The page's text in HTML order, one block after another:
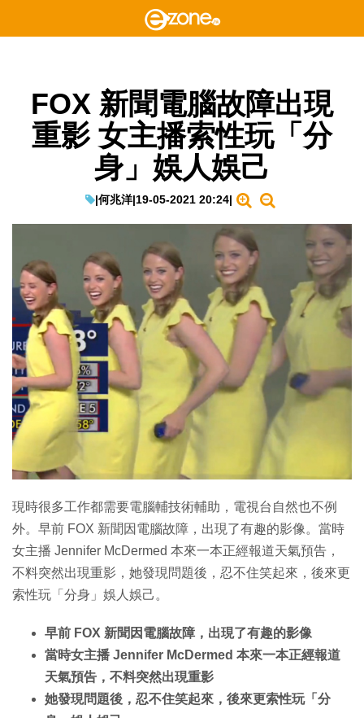
FOX 新聞電腦故障出現
重影 女主播索性玩「分
身」娛人娛己
|何兆洋|19-05-2021 20:24|
現時很多工作都需要電腦輔技術輔助，電視台自然也不例
外。早前 FOX 新聞因電腦故障，出現了有趣的影像。當時
女主播 Jennifer McDermed 本來一本正經報道天氣預告，
不料突然出現重影，她發現問題後，忍不住笑起來，後來更
索性玩「分身」娛人娛己。
早前 FOX 新聞因電腦故障，出現了有趣的影像
當時女主播 Jennifer McDermed 本來一本正經報道
天氣預告，不料突然出現重影
她發現問題後，忍不住笑起來，後來更索性玩「分